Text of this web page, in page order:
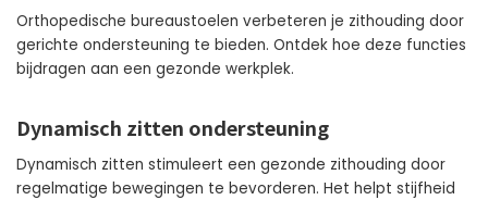
Orthopedische bureaustoelen verbeteren je zithouding door
gerichte ondersteuning te bieden. Ontdek hoe deze functies
bijdragen aan een gezonde werkplek.
Dynamisch zitten ondersteuning
Dynamisch zitten stimuleert een gezonde zithouding door
regelmatige bewegingen te bevorderen. Het helpt stijfheid